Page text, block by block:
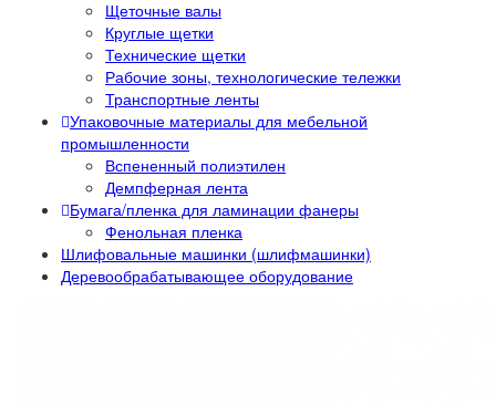
Щеточные валы
Круглые щетки
Технические щетки
Рабочие зоны, технологические тележки
Транспортные ленты
Упаковочные материалы для мебельной
промышленности
Вспененный полиэтилен
Демпферная лента
Бумага/пленка для ламинации фанеры
Фенольная пленка
Шлифовальные машинки (шлифмашинки)
Деревообрабатывающее оборудование